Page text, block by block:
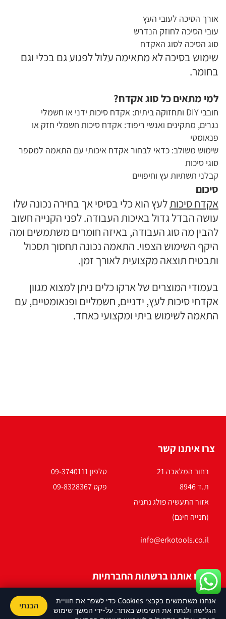
אורך הסיכה לעובי העץ
עובי הסיכה לחוזק הנדרש
סוג הסיכה לסוג האקדח
שימוש בסיכה לא מתאימה עלול לפגוע גם בכלי וגם
בחומר.
למי מתאים כל סוג אקדח?
חובבי DIY ותחזוקה ביתית: אקדח סיכות ידני או חשמלי
נגרים, מתקינים ואנשי ריפוד: אקדח סיכות חשמלי חזק או
פנאומטי
שימוש משולב: כדאי לבחור אקדח איכותי עם התאמה למספר
סוגי סיכות
קבלני תשתיות עץ וחיפויים
סיכום
אקדח סיכותלעץ הוא כלי בסיסי אך בחירה נכונה שלו
עושה הבדל גדול באיכות העבודה. לפני הקנייה חשוב
להבין מה סוג העבודה, באיזה חומרים משתמשים ומה
היקף השימוש הצפוי. התאמה נכונה תחסוך תסכול
ותבטיח תוצאה מקצועית לאורך זמן.
בעמודי המוצרים של ארקו כלים ניתן למצוא מגוון
אקדחי סיכות לעץ, ידניים, חשמליים ופנאומטיים, עם
התאמה לשימוש ביתי ומקצועי כאחד.
צרו איתנו קשר
רחוב המלאכה 21
ת.ד 8946
אזור התעשיה פולג נתניה
(חנייה חינם)
טלפון 09-3740111
פקס 09-8328367
info@erkotools.co.il
חפשו אותנו ברשתות החברתיות
אנחנו משתמשים בקבצי Cookies כדי לשפר את חוויית
הגלישה ולנתח את השימוש באתר. על-ידי המשך שימוש
הבנתי